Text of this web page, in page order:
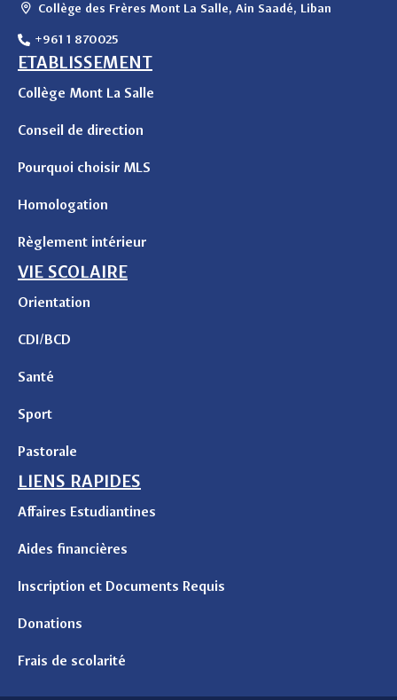
Collège des Frères Mont La Salle, Ain Saadé, Liban
+961 1 870025
ETABLISSEMENT
Collège Mont La Salle
Conseil de direction
Pourquoi choisir MLS
Homologation
Règlement intérieur
VIE SCOLAIRE
Orientation
CDI/BCD
Santé
Sport
Pastorale
LIENS RAPIDES
Affaires Estudiantines
Aides financières
Inscription et Documents Requis
Donations
Frais de scolarité